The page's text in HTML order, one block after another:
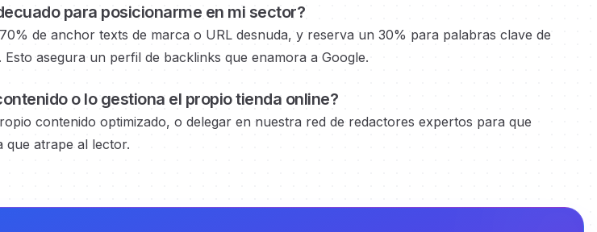
para posicionarme en mi sector?
de anchor texts de marca o URL desnuda, y reserva un 30% para palabras clave de
Esto asegura un perfil de backlinks que enamora a Google.
o lo gestiona el propiotienda online?
contenido optimizado, o delegar en nuestra red de redactores expertos para que
que atrape al lector.